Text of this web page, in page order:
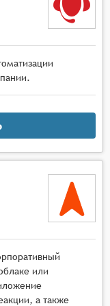
или
а также